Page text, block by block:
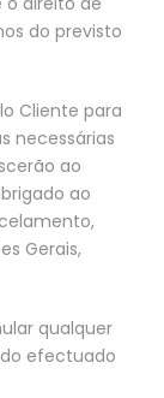
do previsto
Cliente para
necessárias
ao
ao
Gerais,
qualquer
efectuado